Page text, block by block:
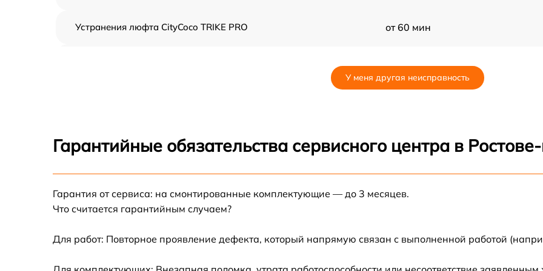
Устранения люфта CityCoco TRIKE PRO от 60 мин
Замена корпуса CityCoco TRIKE PRO от 60 мин
CityCoco TRIKE PRO
Гидроизоляция CityCoco TRIKE PRO от 60 мин
У меня другая неисправность
Гарантийные обязательства сервисного центра в
Гарантия от сервиса: на смонтированные комплектующие — до 3 месяцев.
Что считается гарантийным случаем?
Для работ: Повторное проявление дефекта, который напрямую связан с выполненной работой